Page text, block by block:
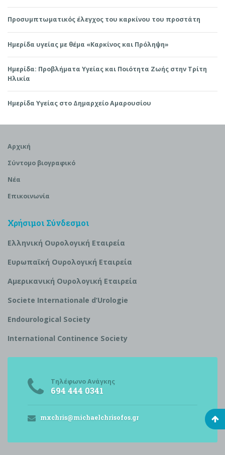
Προσυμπτωματικός έλεγχος του καρκίνου του προστάτη
Ημερίδα υγείας με θέμα «Καρκίνος και Πρόληψη»
Ημερίδα: Προβλήματα Υγείας και Ποιότητα Ζωής στην Τρίτη
Ηλικία
Ημερίδα Υγείας στο Δημαρχείο Αμαρουσίου
Αρχική
Σύντομο βιογραφικό
Νέα
Επικοινωνία
Χρήσιμοι Σύνδεσμοι
Ελληνική Ουρολογική Εταιρεία
Ευρωπαϊκή Ουρολογική Εταιρεία
Αμερικανική Ουρολογική Εταιρεία
Societe Internationale d’Urologie
Endourological Society
International Continence Society
Τηλέφωνο Ανάγκης
694 444 0341
mxchris@michaelchrisofos.gr